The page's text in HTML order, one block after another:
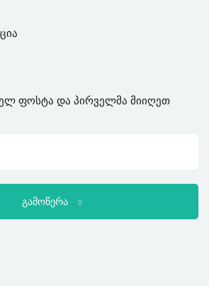
ელ ფოსტა და პირველმა მიიღეთ
გამოწერა